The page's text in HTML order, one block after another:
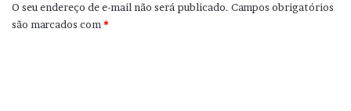
O seu endereço de e-mail não será publicado. Campos obrigatórios
são marcados com*